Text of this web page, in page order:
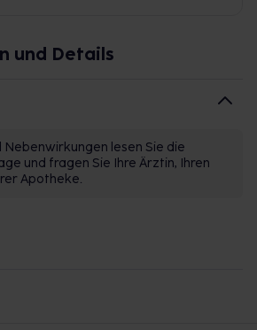
und Details
Nebenwirkungen lesen Sie die
und fragen Sie Ihre Ärztin, Ihren
Apotheke.